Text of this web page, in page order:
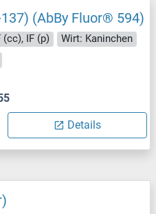
(AbBy Fluor® 594)
(cc), IF (p)
Wirt: Kaninchen
Details